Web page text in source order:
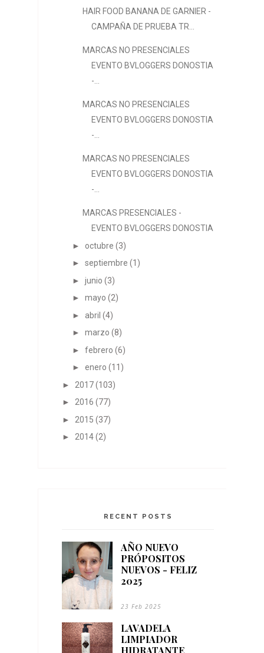
HAIR FOOD BANANA DE GARNIER -
CAMPAÑA DE PRUEBA TR...
MARCAS NO PRESENCIALES
EVENTO BVLOGGERS DONOSTIA
-...
MARCAS NO PRESENCIALES
EVENTO BVLOGGERS DONOSTIA
-...
MARCAS NO PRESENCIALES
EVENTO BVLOGGERS DONOSTIA
-...
MARCAS PRESENCIALES -
EVENTO BVLOGGERS DONOSTIA
► octubre (3)
► septiembre (1)
► junio (3)
► mayo (2)
► abril (4)
► marzo (8)
► febrero (6)
► enero (11)
► 2017(103)
► 2016 (77)
► 2015 (37)
► 2014(2)
RECENT POSTS
AÑO NUEVO
PRÓPOSITOS
NUEVOS - FELIZ
2025
23 Feb 2025
LAVADELA
LIMPIADOR